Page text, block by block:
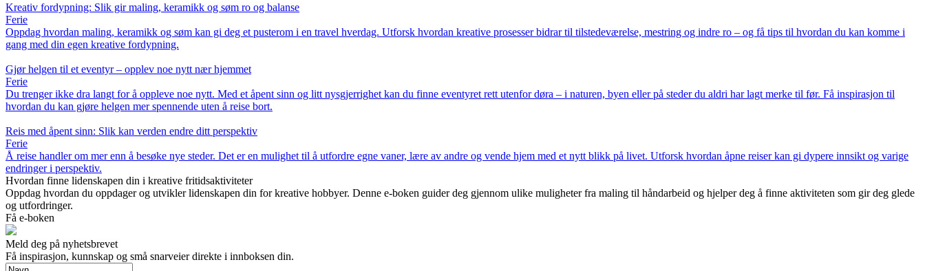
Kreativ fordypning: Slik gir maling, keramikk og søm ro og balanse
Ferie
Oppdag hvordan maling, keramikk og søm kan gi deg et pusterom i en travel hverdag. Utforsk hvordan kreative prosesser bidrar til tilstedeværelse, mestring og indre ro – og få tips til hvordan du kan komme i
gang med din egen kreative fordypning.
Gjør helgen til et eventyr – opplev noe nytt nær hjemmet
Ferie
Du trenger ikke dra langt for å oppleve noe nytt. Med et åpent sinn og litt nysgjerrighet kan du finne eventyret rett utenfor døra – i naturen, byen eller på steder du aldri har lagt merke til før. Få inspirasjon til
hvordan du kan gjøre helgen mer spennende uten å reise bort.
Reis med åpent sinn: Slik kan verden endre ditt perspektiv
Ferie
Å reise handler om mer enn å besøke nye steder. Det er en mulighet til å utfordre egne vaner, lære av andre og vende hjem med et nytt blikk på livet. Utforsk hvordan åpne reiser kan gi dypere innsikt og varige
endringer i perspektiv.
Hvordan finne lidenskapen din i kreative fritidsaktiviteter
Oppdag hvordan du oppdager og utvikler lidenskapen din for kreative hobbyer. Denne e-boken guider deg gjennom ulike muligheter fra maling til håndarbeid og hjelper deg å finne aktiviteten som gir deg glede
og utfordringer.
Få e-boken
Meld deg på nyhetsbrevet
Få inspirasjon, kunnskap og små snarveier direkte i innboksen din.